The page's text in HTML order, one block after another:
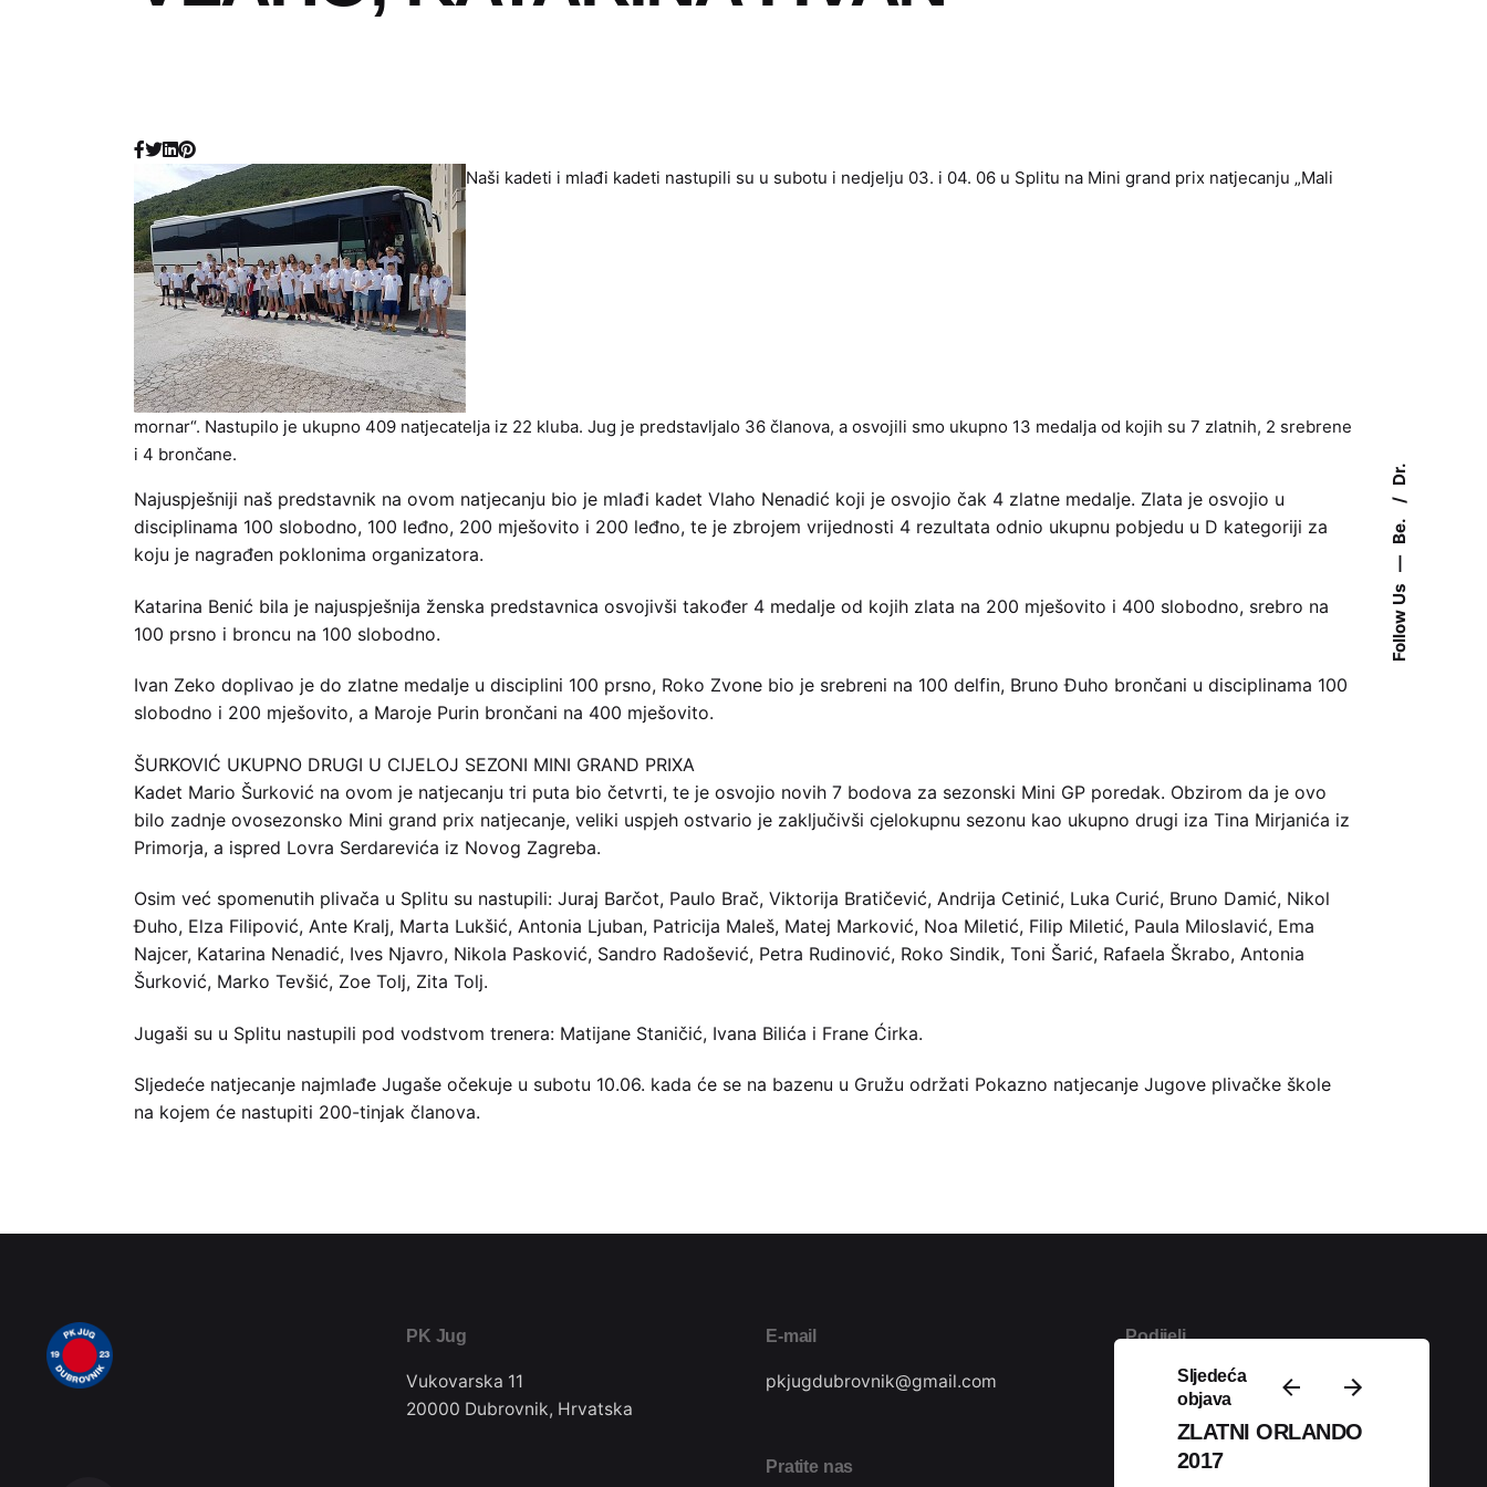
Follow Us
Be.
Dr.
Naši kadeti i mlađi kadeti nastupili su u subotu i nedjelju 03. i 04. 06 u Splitu na Mini grand prix natjecanju „Mali
mornar“. Nastupilo je ukupno 409 natjecatelja iz 22 kluba. Jug je predstavljalo 36 članova, a osvojili smo ukupno 13 medalja od kojih su 7 zlatnih, 2 srebrene
i 4 brončane.
Najuspješniji naš predstavnik na ovom natjecanju bio je mlađi kadet Vlaho Nenadić koji je osvojio čak 4 zlatne medalje. Zlata je osvojio u
disciplinama 100 slobodno, 100 leđno, 200 mješovito i 200 leđno, te je zbrojem vrijednosti 4 rezultata odnio ukupnu pobjedu u D kategoriji za
koju je nagrađen poklonima organizatora.
Katarina Benić bila je najuspješnija ženska predstavnica osvojivši također 4 medalje od kojih zlata na 200 mješovito i 400 slobodno, srebro na
100 prsno i broncu na 100 slobodno.
Ivan Zeko doplivao je do zlatne medalje u disciplini 100 prsno, Roko Zvone bio je srebreni na 100 delfin, Bruno Đuho brončani u disciplinama 100
slobodno i 200 mješovito, a Maroje Purin brončani na 400 mješovito.
ŠURKOVIĆ UKUPNO DRUGI U CIJELOJ SEZONI MINI GRAND PRIXA
Kadet Mario Šurković na ovom je natjecanju tri puta bio četvrti, te je osvojio novih 7 bodova za sezonski Mini GP poredak. Obzirom da je ovo
bilo zadnje ovosezonsko Mini grand prix natjecanje, veliki uspjeh ostvario je zaključivši cjelokupnu sezonu kao ukupno drugi iza Tina Mirjanića iz
Primorja, a ispred Lovra Serdarevića iz Novog Zagreba.
Osim već spomenutih plivača u Splitu su nastupili: Juraj Barčot, Paulo Brač, Viktorija Bratičević, Andrija Cetinić, Luka Curić, Bruno Damić, Nikol
Đuho, Elza Filipović, Ante Kralj, Marta Lukšić, Antonia Ljuban, Patricija Maleš, Matej Marković, Noa Miletić, Filip Miletić, Paula Miloslavić, Ema
Najcer, Katarina Nenadić, Ives Njavro, Nikola Pasković, Sandro Radošević, Petra Rudinović, Roko Sindik, Toni Šarić, Rafaela Škrabo, Antonia
Šurković, Marko Tevšić, Zoe Tolj, Zita Tolj.
Jugaši su u Splitu nastupili pod vodstvom trenera: Matijane Staničić, Ivana Bilića i Frane Ćirka.
Sljedeće natjecanje najmlađe Jugaše očekuje u subotu 10.06. kada će se na bazenu u Gružu održati Pokazno natjecanje Jugove plivačke škole
na kojem će nastupiti 200-tinjak članova.
Sljedeća
objava
ZLATNI ORLANDO
2017
PK Jug
Vukovarska 11
20000 Dubrovnik, Hrvatska
E-mail
pkjugdubrovnik@gmail.com
Pratite nas
Podijeli